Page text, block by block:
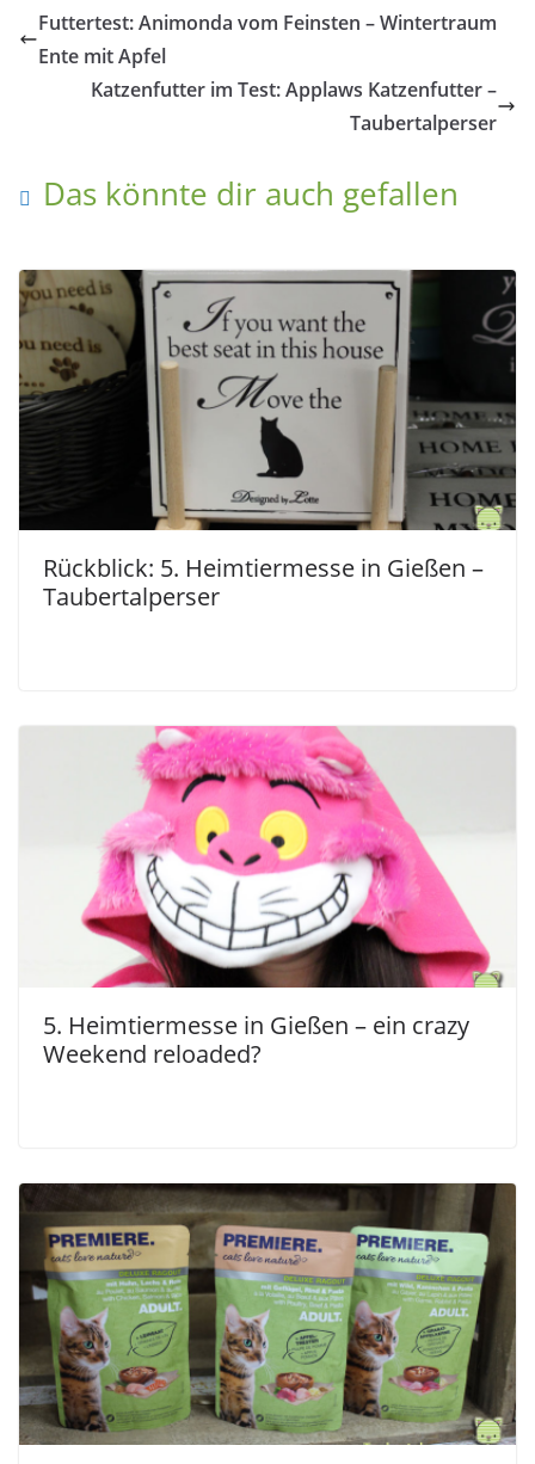
Futtertest: Animonda vom Feinsten – Wintertraum
Ente mit Apfel
Katzenfutter im Test: Applaws Katzenfutter –
Taubertalperser
Das könnte dir auch gefallen
Rückblick: 5. Heimtiermesse in Gießen –
Taubertalperser
5. Heimtiermesse in Gießen – ein crazy
Weekend reloaded?